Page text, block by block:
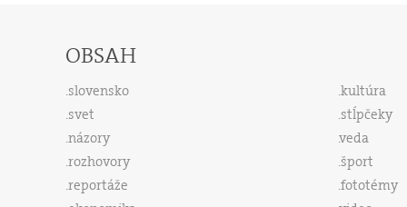
OBSAH
slovensko
svet
názory
rozhovory
reportáže
kultúra
stĺpčeky
veda
šport
fototémy